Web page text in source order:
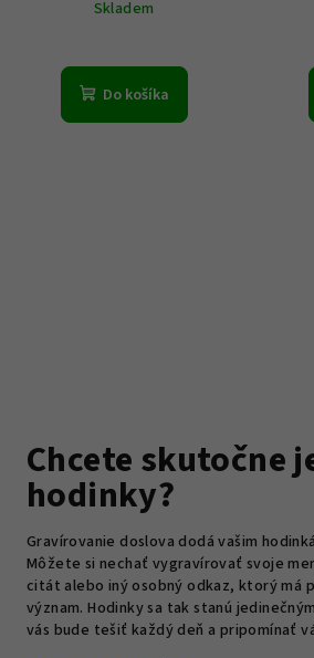
Skladem
Do košíka
Chcete skutočne
hodinky?
Gravírovanie doslova dodá vašim
Môžete si nechať vygravírovať svoje
citát alebo iný osobný odkaz, ktorý má
význam. Hodinky sa tak stanú
vás bude tešiť každý deň a pripomínať